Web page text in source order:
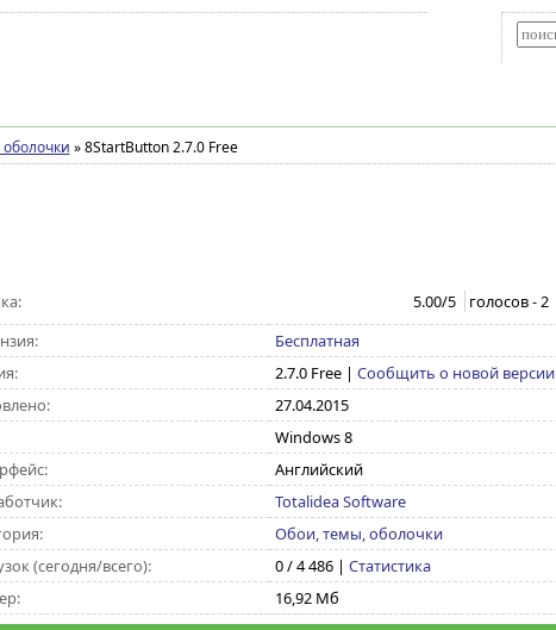
»8StartButton 2.7.0 Free
5.00/5 голосов -2
Бесплатная
2.7.0 Free| Сообщить о новой версии
27.04.2015
Windows 8
Английский
Totalidea Software
Обои, темы, оболочки
(сегодня/всего):
0 / 4 486 | Статистика
16,92 Мб